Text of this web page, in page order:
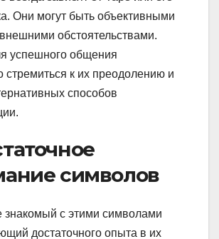
Они могут быть объективными
обстоятельствами.
успешного общения
стремиться к их преодолению и
способов
символов
знакомый с этими символами
достаточного опыта в их